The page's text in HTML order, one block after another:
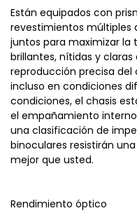
Están equipados con
revestimientos
juntos para maximizar la
brillantes, nítidas y
reproducción precisa del
incluso en condiciones
condiciones, el chasis
el empañamiento
una clasificación de
binoculares resistirán
mejor que usted.
Rendimiento óptico